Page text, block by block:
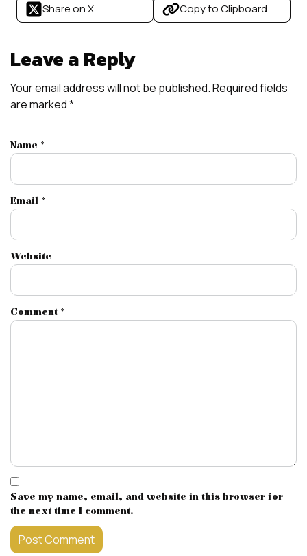
Share on X
Copy to Clipboard
Leave a Reply
Your email address will not be published.Required fields
are marked*
Name *
Email *
Website
Comment *
Save my name, email, and website in this browser for
the next time I comment.